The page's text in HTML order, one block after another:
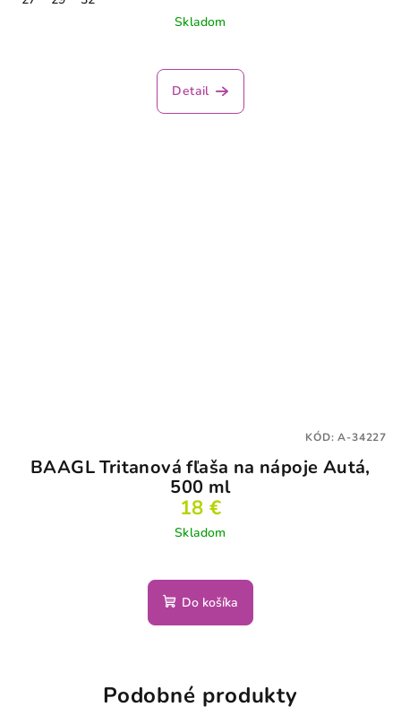
Skladom
Detail
BAAGL Tritanová fľaša na nápoje Autá,
500 ml
18 €
Skladom
Do košíka
KÓD:A-34227
Podobné produkty